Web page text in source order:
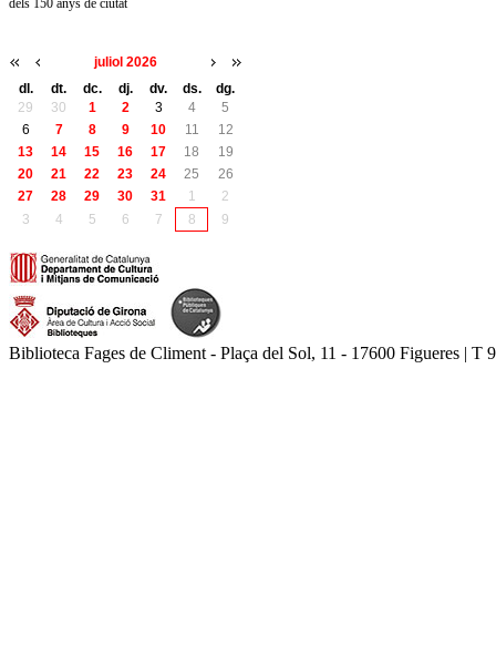
dels 150 anys de ciutat
juliol 2026
dl.
dt. dc. dj. dv. ds.
dg.
29
30 1 2 3 4
5
6
7 8 9 10 11
12
13
14 15 16 17 18
19
20
21 22 23 24 25
26
27
28 29 30 31 1
2
3
4 5 6 7 8 9
Biblioteca Fages de Climent - Plaça del Sol, 11 - 17600 Figueres |